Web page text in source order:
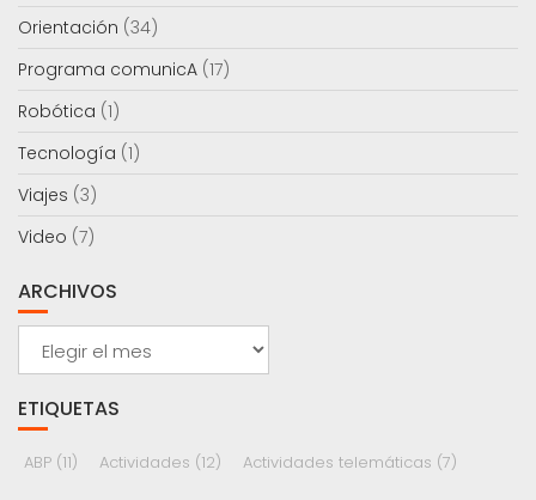
Orientación (34)
Programa comunicA (17)
Robótica (1)
Tecnología (1)
Viajes (3)
Video (7)
ARCHIVOS
Archivos
ETIQUETAS
ABP (11) Actividades (12) Actividades telemáticas (7)